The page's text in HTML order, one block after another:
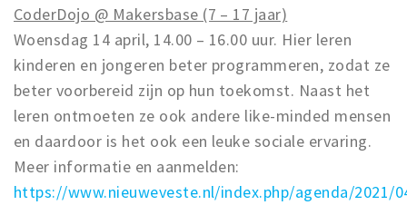
CoderDojo @ Makersbase (7 – 17 jaar)
Woensdag 14 april, 14.00 – 16.00 uur. Hier leren
kinderen en jongeren beter programmeren, zodat ze
beter voorbereid zijn op hun toekomst. Naast het
leren ontmoeten ze ook andere like-minded mensen
en daardoor is het ook een leuke sociale ervaring.
Meer informatie en aanmelden:
https://www.nieuweveste.nl/index.php/agenda/2021/